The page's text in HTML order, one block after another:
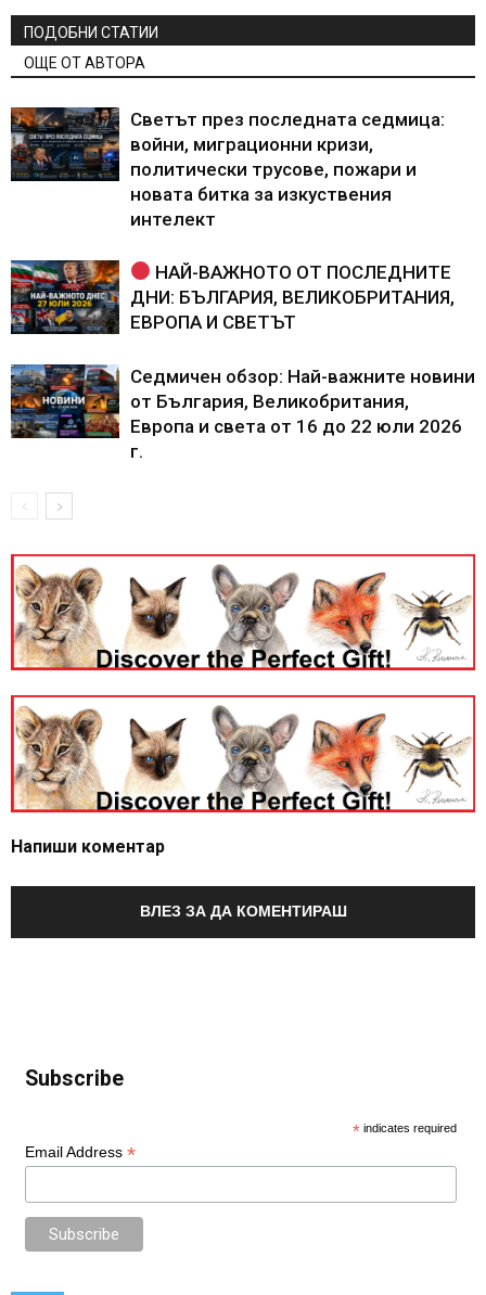
ПОДОБНИ СТАТИИ
ОЩЕ ОТ АВТОРА
Светът през последната седмица:
войни, миграционни кризи,
политически трусове, пожари и
новата битка за изкуствения
интелект
НАЙ-ВАЖНОТО ОТ ПОСЛЕДНИТЕ
ДНИ: БЪЛГАРИЯ, ВЕЛИКОБРИТАНИЯ,
ЕВРОПА И СВЕТЪТ
Седмичен обзор: Най-важните новини
от България, Великобритания,
Европа и света от 16 до 22 юли 2026
г.
Напиши коментар
ВЛЕЗ ЗА ДА КОМЕНТИРАШ
Subscribe
* indicates required
Email Address *